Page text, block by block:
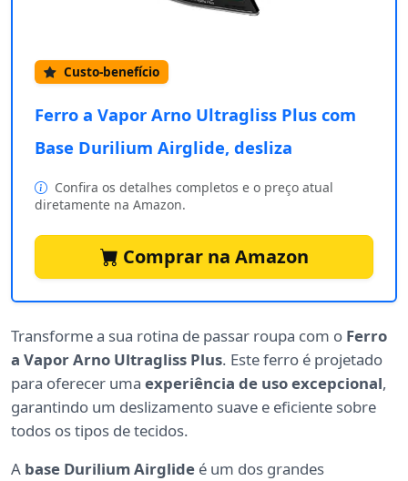
Custo-benefício
Ferro a Vapor Arno Ultragliss Plus com
Base Durilium Airglide, desliza
Confira os detalhes completos e o preço atual
diretamente na Amazon.
Comprar na Amazon
Transforme a sua rotina de passar roupa com o Ferro
a Vapor Arno Ultragliss Plus. Este ferro é projetado
para oferecer uma experiência de uso excepcional,
garantindo um deslizamento suave e eficiente sobre
todos os tipos de tecidos.
A base Durilium Airglide é um dos grandes